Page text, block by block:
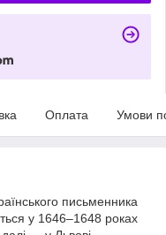
Оплата Умови
письменника
у 1646–1648 роках